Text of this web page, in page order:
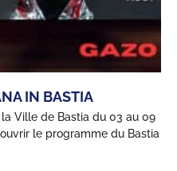
IN BASTIA
Ville de Bastia du 03 au 09
le programme du Bastia